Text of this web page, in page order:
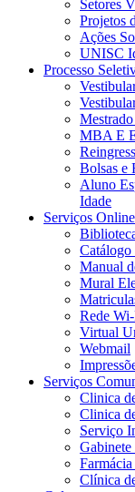
Setores
Projetos
Ações
UNISC
Processo
MBA E
Bolsas e
Aluno
Idade
Serviços Online
Manual
Mural
Rede
Virtual
Webmail
Serviços
Clinica
Clinica
Serviço
Gabinete
Clínica